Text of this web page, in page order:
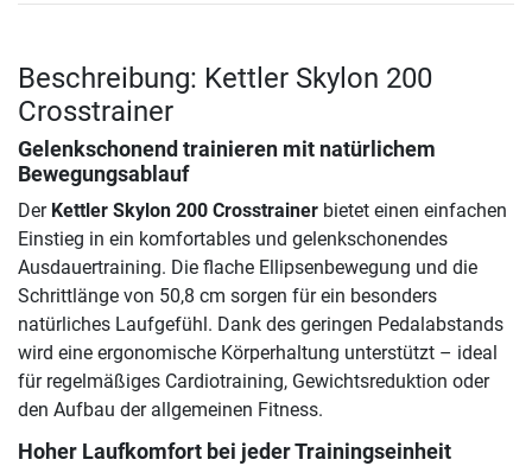
Beschreibung: Kettler Skylon 200
Crosstrainer
Gelenkschonend trainieren mit natürlichem
Bewegungsablauf
Der Kettler Skylon 200 Crosstrainer bietet einen einfachen
Einstieg in ein komfortables und gelenkschonendes
Ausdauertraining. Die flache Ellipsenbewegung und die
Schrittlänge von 50,8 cm sorgen für ein besonders
natürliches Laufgefühl. Dank des geringen Pedalabstands
wird eine ergonomische Körperhaltung unterstützt – ideal
für regelmäßiges Cardiotraining, Gewichtsreduktion oder
den Aufbau der allgemeinen Fitness.
Hoher Laufkomfort bei jeder Trainingseinheit